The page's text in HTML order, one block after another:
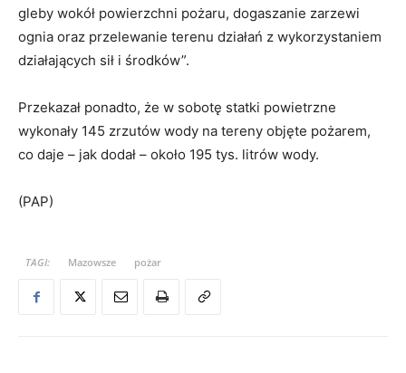
gleby wokół powierzchni pożaru, dogaszanie zarzewi
ognia oraz przelewanie terenu działań z wykorzystaniem
działających sił i środków”.
Przekazał ponadto, że w sobotę statki powietrzne
wykonały 145 zrzutów wody na tereny objęte pożarem,
co daje – jak dodał – około 195 tys. litrów wody.
(PAP)
TAGI: Mazowsze pożar